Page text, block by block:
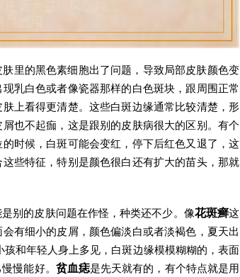
里的黑色素细胞出了问题，导致局部皮肤颜色变
乳白色或者像瓷器那样的白色斑块，跟周围正常
上看得更清楚。这些白斑边缘通常比较清楚，形
也不起痂，这是跟别的皮肤病很大的区别。有个
时候，白斑可能会变红，停下后红色又退了，这
些特征，特别是颜色很白还有扩大的苗头，那就
别的皮肤问题在作怪，种类还不少。像花斑癣这
有细小的皮屑，颜色偏淡白或者淡褐色，夏天出
孩和年轻人身上多见，白斑边缘模模糊糊的，表面
慢能好。 贫血痣是先天就有的，有个特点就是用